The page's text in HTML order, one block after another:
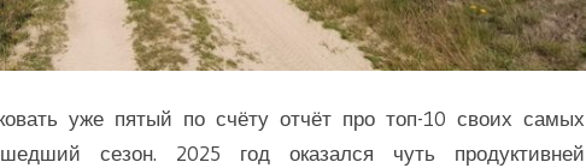
уже пятый по счёту отчёт про топ-10 своих самых
сезон. 2025 год оказался чуть продуктивней